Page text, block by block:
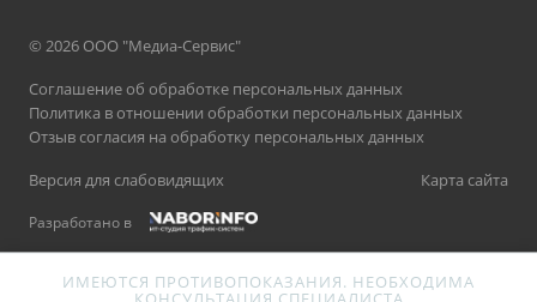
© 2026 ООО "Медиа-Сервис"
Соглашение об обработке персональных данных
Политика в отношении обработки персональных данных
Отзыв согласия на обработку персональных данных
Версия для слабовидящих
Карта сайта
Разработано в
ИМЕЮТСЯ ПРОТИВОПОКАЗАНИЯ. НЕОБХОДИМА